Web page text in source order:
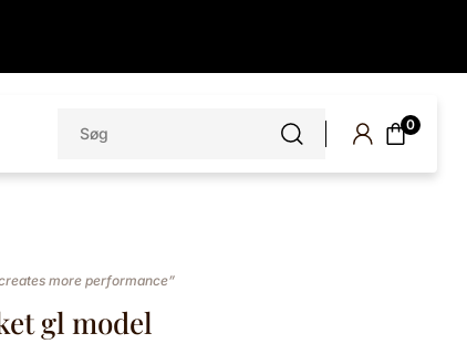
efter:
0
more performance”
gl model